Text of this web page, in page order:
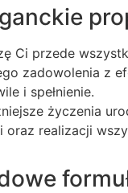
Ci przede
zadowolenia z
i spełnienie.
życzenia
realizacji